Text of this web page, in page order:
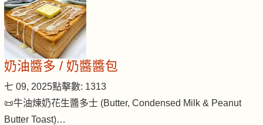
奶油醬多 / 奶醬醬包
七 09, 2025點擊數: 1313
📜牛油煉奶花生醬多士 (Butter, Condensed Milk & Peanut
Butter Toast)…